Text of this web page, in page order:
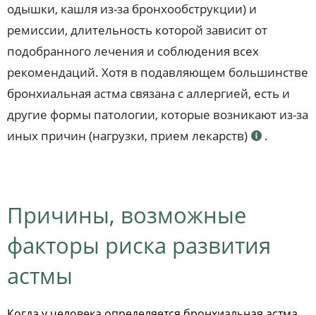
одышки, кашля из-за бронхообструкции) и
ремиссии, длительность которой зависит от
подобранного лечения и соблюдения всех
рекомендаций. Хотя в подавляющем большинстве
бронхиальная астма связана с аллергией, есть и
другие формы патологии, которые возникают из-за
иных причин (нагрузки, прием лекарств)
.
Причины, возможные
факторы риска развития
астмы